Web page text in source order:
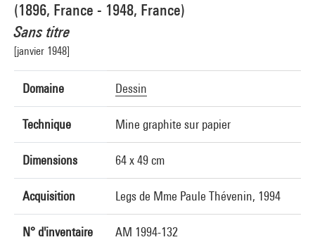
(1896, France - 1948, France)
Sans titre
[janvier 1948]
Domaine Dessin
Technique Mine graphite sur papier
Dimensions 64 x 49 cm
Acquisition Legs de Mme Paule Thévenin, 1994
N° d'inventaire AM 1994-132